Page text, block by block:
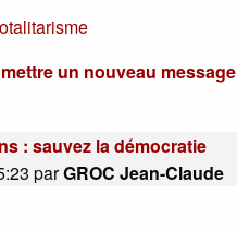
un nouveau message
: sauvez la démocratie
parGROC Jean-Claude